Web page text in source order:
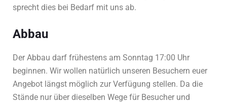
sprecht dies bei Bedarf mit uns ab.
Abbau
Der Abbau darf frühestens am Sonntag 17:00 Uhr
beginnen. Wir wollen natürlich unseren Besuchern euer
Angebot längst möglich zur Verfügung stellen. Da die
Stände nur über dieselben Wege für Besucher und